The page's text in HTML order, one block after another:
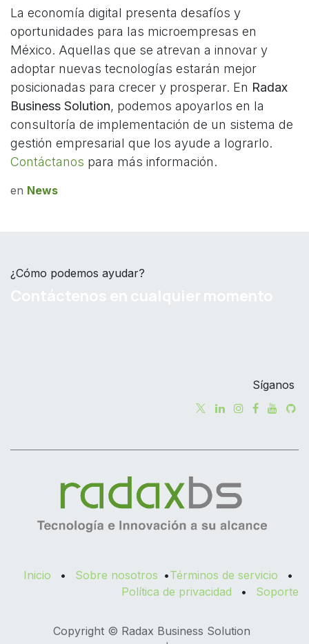
La economía digital presenta desafíos y
oportunidades para las microempresas en
México. Aquellas que se atrevan a innovar y
adoptar nuevas tecnologías estarán mejor
posicionadas para crecer y prosperar. En Radax
Business Solution, podemos apoyarlos en la
consultoría de implementación de un sistema de
gestión empresarial que los ayude a lograrlo.
Contáctanos para más información.
en News
¿Cómo podemos ayudar?
Síganos
Inicio • Sobre nosotros •Términos de servicio
•
Política de privacidad
• Soporte
Copyright © Radax Business Solution